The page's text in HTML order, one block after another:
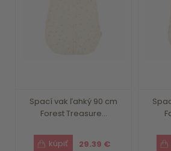
Spací vak ľahký 90 cm
Forest Treasure...
29.39 €